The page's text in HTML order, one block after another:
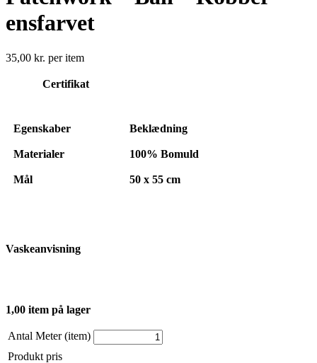
ensfarvet
35,00 kr. per item
Certifikat
Egenskaber Beklædning
Materialer 100% Bomuld
Mål 50 x 55 cm
Vaskeanvisning
1,00 item på lager
Antal Meter (item)
Produkt pris